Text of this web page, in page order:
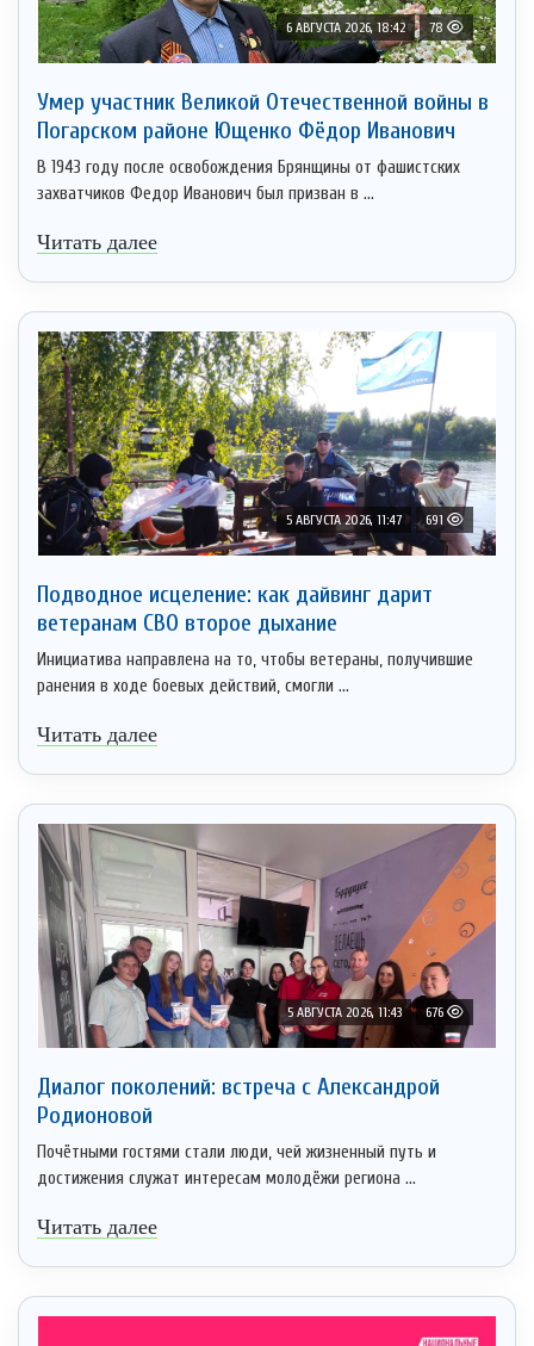
6 АВГУСТА 2026, 18:42 78
Умер участник Великой Отечественной войны в
Погарском районе Ющенко Фёдор Иванович
В 1943 году после освобождения Брянщины от фашистских
захватчиков Федор Иванович был призван в ...
Читать далее
5 АВГУСТА 2026, 11:47 691
Подводное исцеление: как дайвинг дарит
ветеранам СВО второе дыхание
Инициатива направлена на то, чтобы ветераны, получившие
ранения в ходе боевых действий, смогли ...
Читать далее
5 АВГУСТА 2026, 11:43 676
Диалог поколений: встреча с Александрой
Родионовой
Почётными гостями стали люди, чей жизненный путь и
достижения служат интересам молодёжи региона ...
Читать далее